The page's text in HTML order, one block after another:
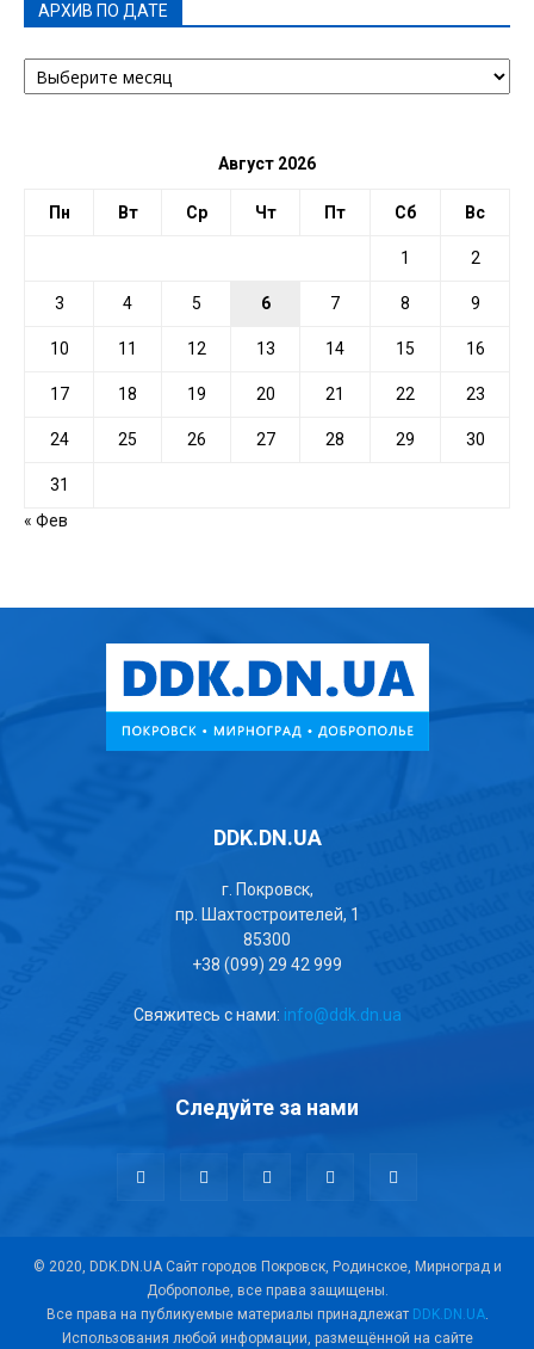
АРХИВ ПО ДАТЕ
АРХИВ
ПО
Август 2026
Пн Вт Ср Чт Пт Сб Вс
1 2
3 4 5 6 7 8 9
10 11 12 13 14 15 16
17 18 19 20 21 22 23
24 25 26 27 28 29 30
31
« Фев
DDK.DN.UA
г. Покровск,
пр. Шахтостроителей, 1
85300
+38 (099) 29 42 999
Свяжитесь с нами: info@ddk.dn.ua
Следуйте за нами
© 2020, DDK.DN.UA Сайт городов Покровск, Родинское, Мирноград и
Доброполье, все права защищены.
Все права на публикуемые материалы принадлежат DDK.DN.UA.
Использования любой информации, размещённой на сайте